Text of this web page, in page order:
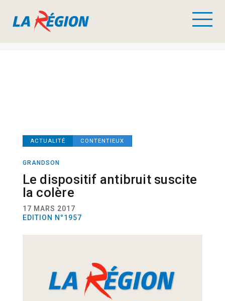
ACTUALITÉ CONTENTIEUX
GRANDSON
Le dispositif antibruit suscite
la colère
17 MARS 2017
EDITION N°1957